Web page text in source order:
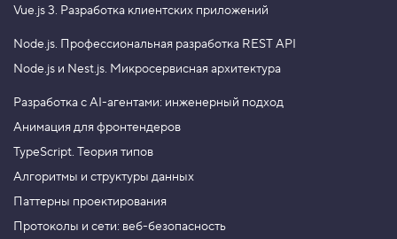
Vue.js 3. Разработка клиентских приложений
Node.js. Профессиональная разработка REST API
Node.js и Nest.js. Микросервисная архитектура
Разработка с AI-агентами: инженерный подход
Анимация для фронтендеров
TypeScript. Теория типов
Алгоритмы и структуры данных
Паттерны проектирования
Протоколы и сети: веб-безопасность